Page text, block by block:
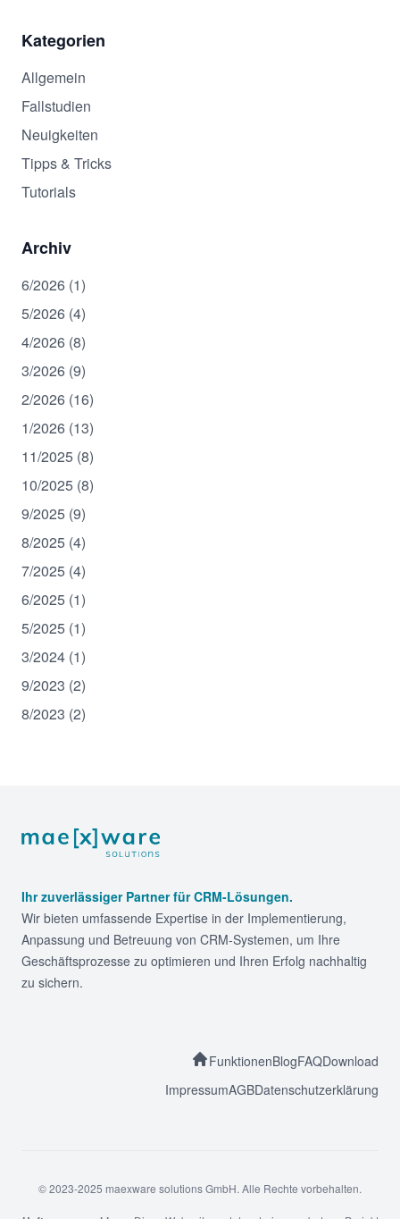
Kategorien
Allgemein
Fallstudien
Neuigkeiten
Tipps & Tricks
Tutorials
Archiv
6/2026 (1)
5/2026 (4)
4/2026 (8)
3/2026 (9)
2/2026 (16)
1/2026 (13)
11/2025 (8)
10/2025 (8)
9/2025 (9)
8/2025 (4)
7/2025 (4)
6/2025 (1)
5/2025 (1)
3/2024 (1)
9/2023 (2)
8/2023 (2)
Footer
Ihr zuverlässiger Partner für CRM-Lösungen.
Wir bieten umfassende Expertise in der Implementierung,
Anpassung und Betreuung von CRM-Systemen, um Ihre
Geschäftsprozesse zu optimieren und Ihren Erfolg nachhaltig
zu sichern.
FunktionenBlogFAQDownload
ImpressumAGBDatenschutzerklärung
© 2023-2025 maexware solutions GmbH. Alle Rechte vorbehalten.